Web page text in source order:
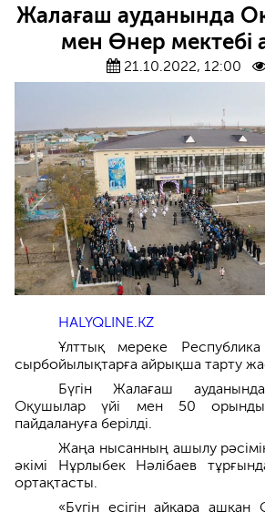
Жалағаш ауданында
мен Өнер
21.10.2022, 12:00
HALYQLINE.KZ
Ұлттық мереке
сырбойылықтарға айрықша тарту
Бүгін Жалағаш
Оқушылар үйі мен 50
пайдалануға берілді.
Жаңа нысанның ашылу
әкімі Нұрлыбек Нәлібаев
ортақтасты.
«Бүгін есігін айқара